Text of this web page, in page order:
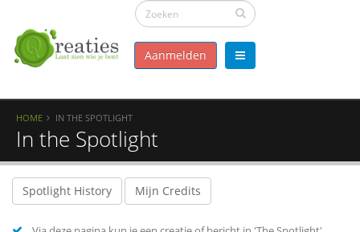
Aanmelden
HOME IN THE SPOTLIGHT
In the Spotlight
Spotlight History Mijn Credits